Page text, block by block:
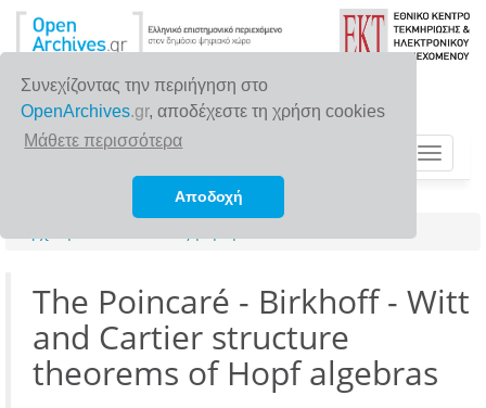
Συνεχίζοντας την περιήγηση στο
OpenArchives.gr, αποδέχεστε τη χρήση cookies
Μάθετε περισσότερα
Αποδοχή
Toggle
The Poincaré - Birkhoff - Witt
and Cartier structure
theorems of Hopf algebras